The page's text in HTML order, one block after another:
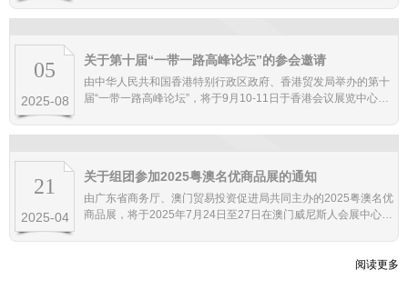
05
2025-08
关于第十届“一带一路高峰论坛”的参会邀请
由中华人民共和国香港特别行政区政府、香港贸发局举办的第十
届“一带一路高峰论坛”，将于9月10-11日于香港会议展览中心举
21
2025-04
关于组团参加2025粤澳名优商品展的通知
由广东省商务厅、澳门贸易投资促进局共同主办的2025粤澳名优
商品展，将于2025年7月24日至27日在澳门威尼斯人会展中心举
阅读更多